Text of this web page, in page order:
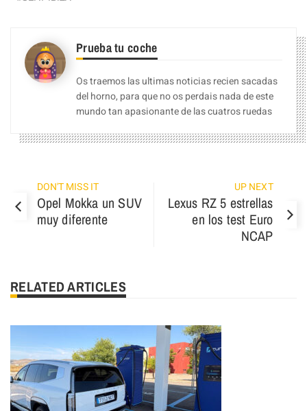
Prueba tu coche
Os traemos las ultimas noticias recien sacadas
del horno, para que no os perdais nada de este
mundo tan apasionante de las cuatros ruedas
DON'T MISS IT
Opel Mokka un SUV
muy diferente
UP NEXT
Lexus RZ 5 estrellas
en los test Euro
NCAP
RELATED ARTICLES